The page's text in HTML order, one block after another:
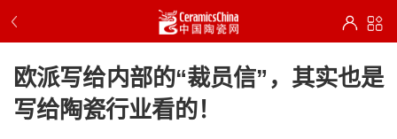
欧派写给内部的“裁员信”，其实也是
写给陶瓷行业看的！